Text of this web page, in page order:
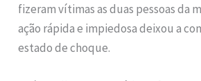
fizeram vítimas as duas pessoas da
ação rápida e impiedosa deixou a
estado de choque.